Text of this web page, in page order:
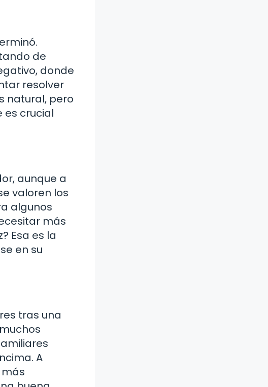
de
donde
resolver
natural, pero
es crucial
aunque a
valoren los
algunos
más
Esa es la
en su
tras una
A